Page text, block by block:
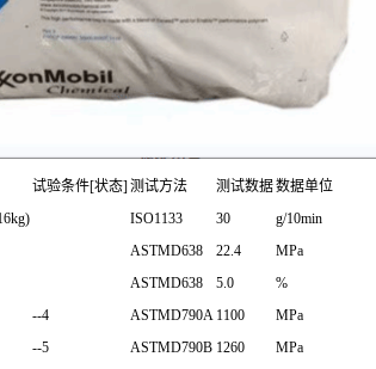
试验条件[状态] 测试方法 测试数据数据单位
ISO1133 30
g/10min
ASTMD638 22.4
MPa
ASTMD638 5.0
%
--4 ASTMD790A 1100
MPa
--5 ASTMD790B 1260
MPa